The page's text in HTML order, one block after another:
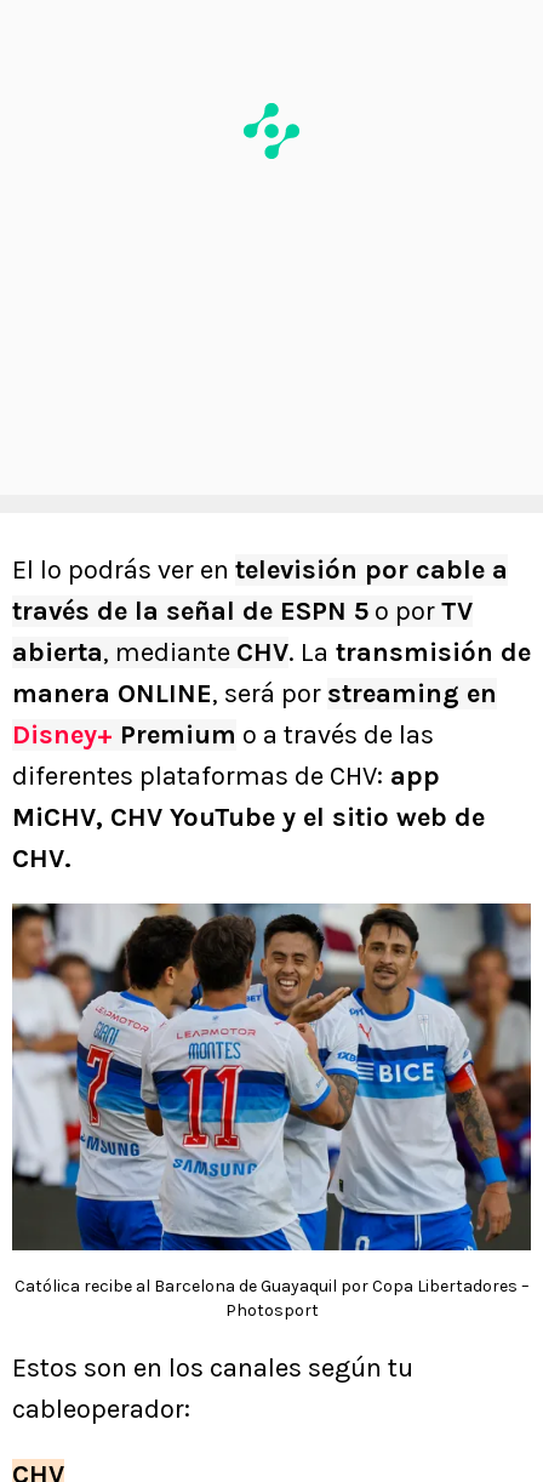
El lo podrás ver en televisión por cable a
través de la señal de ESPN 5 o porTV
abierta, mediante CHV. La transmisión de
manera ONLINE, será por streaming en
Disney+ Premium o a través de las
diferentes plataformas de CHV: app
MiCHV, CHV YouTube y el sitio web de
CHV.
Católica recibe al Barcelona de Guayaquil por Copa Libertadores –
Photosport
Estos son en los canales según tu
cableoperador:
CHV